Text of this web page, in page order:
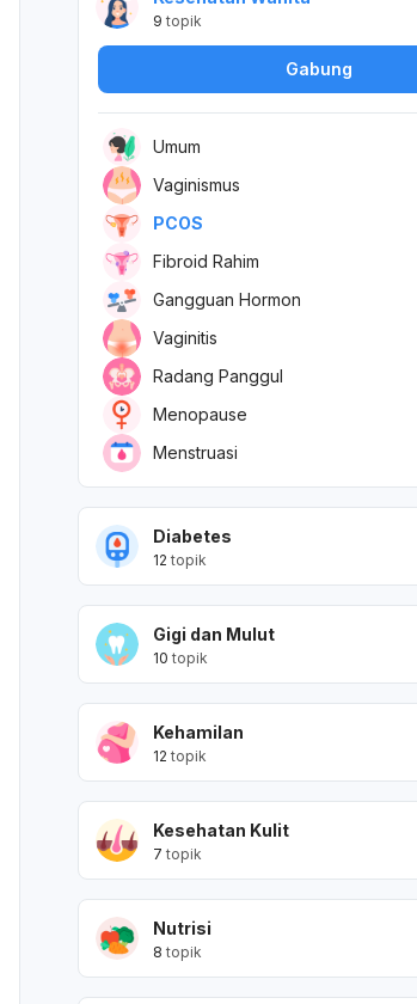
ovulasi/
9 topik
Gabung
Umum
Vaginismus
PCOS
Fibroid Rahim
Gangguan Hormon
Vaginitis
Radang Panggul
Menopause
Menstruasi
Diabetes
12 topik
Gigi dan Mulut
10 topik
Kehamilan
12 topik
Kesehatan Kulit
7 topik
Nutrisi
8 topik